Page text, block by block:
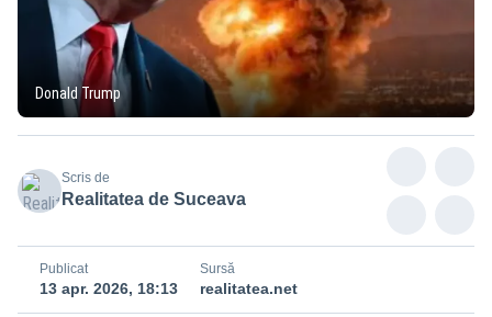
Donald Trump
Scris de
Realitatea de Suceava
Publicat
13 apr. 2026, 18:13
Sursă
realitatea.net